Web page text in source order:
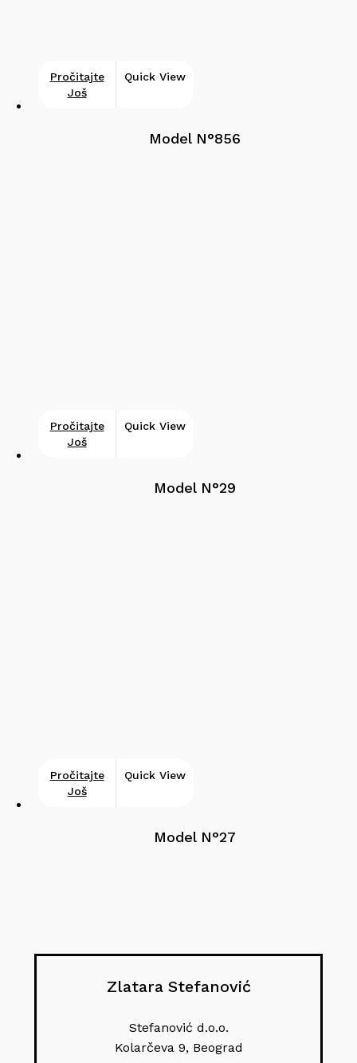
Pročitajte
Još
Quick View
Model N°856
Pročitajte
Još
Quick View
Model N°29
Pročitajte
Još
Quick View
Model N°27
Zlatara Stefanović
Stefanović d.o.o.
Kolarčeva 9, Beograd